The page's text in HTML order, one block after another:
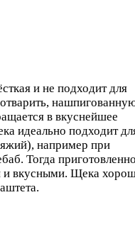
и не подходит для
в вкуснейшее
идеально подходит
например при
Тогда
и вкусными. Щека